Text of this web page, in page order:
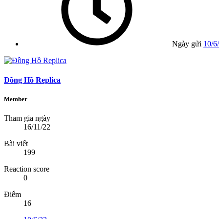
Ngày gửi 10/
Đồng Hồ Replica
Member
Tham gia ngày
16/11/22
Bài viết
199
Reaction score
0
Điểm
16